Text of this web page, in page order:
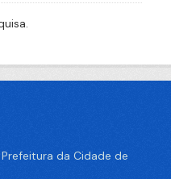
da Cidade de